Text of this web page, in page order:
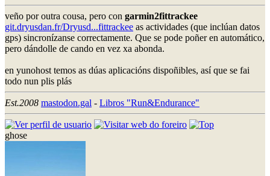
veño por outra cousa, pero con garmin2fittrackee
git.dryusdan.fr/Dryusd...fittrackee as actividades (que inclúan datos
gps) sincronízanse correctamente. Que se pode poñer en automático,
pero dándolle de cando en vez xa abonda.
en yunohost temos as dúas aplicacións dispoñibles, así que se fai
todo nun plis plás
Est.2008 mastodon.gal - Libros "Run&Endurance"
ghose